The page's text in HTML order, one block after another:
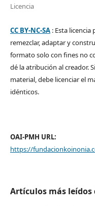
Licencia
CC BY-NC-SA: Esta licencia
remezclar, adaptar y
formato solo con fines no
dé la atribución al creador.
material, debe licenciar el
idénticos.
OAI-PMH URL:
https://
Artículos más